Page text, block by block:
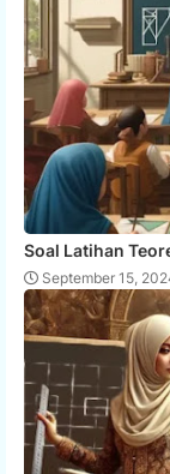
Soal Latihan
September 15,